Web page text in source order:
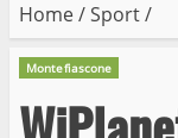
Home/Sport/
Montefiascone